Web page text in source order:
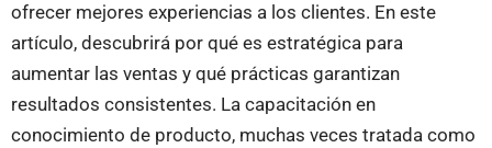
ofrecer mejores experiencias a los clientes. En este
artículo, descubrirá por qué es estratégica para
aumentar las ventas y qué prácticas garantizan
resultados consistentes. La capacitación en
conocimiento de producto, muchas veces tratada como